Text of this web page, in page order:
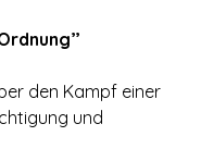
den Kampf einer
und